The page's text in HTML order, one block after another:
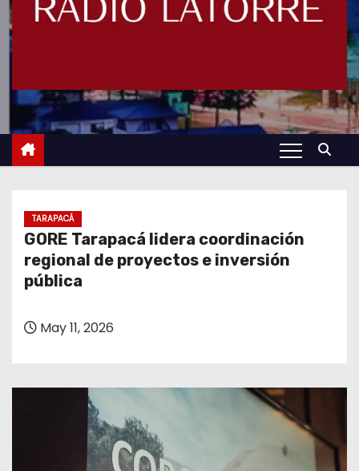
TARAPACÁ
GORE Tarapacá lidera coordinación
regional de proyectos e inversión
pública
May 11, 2026